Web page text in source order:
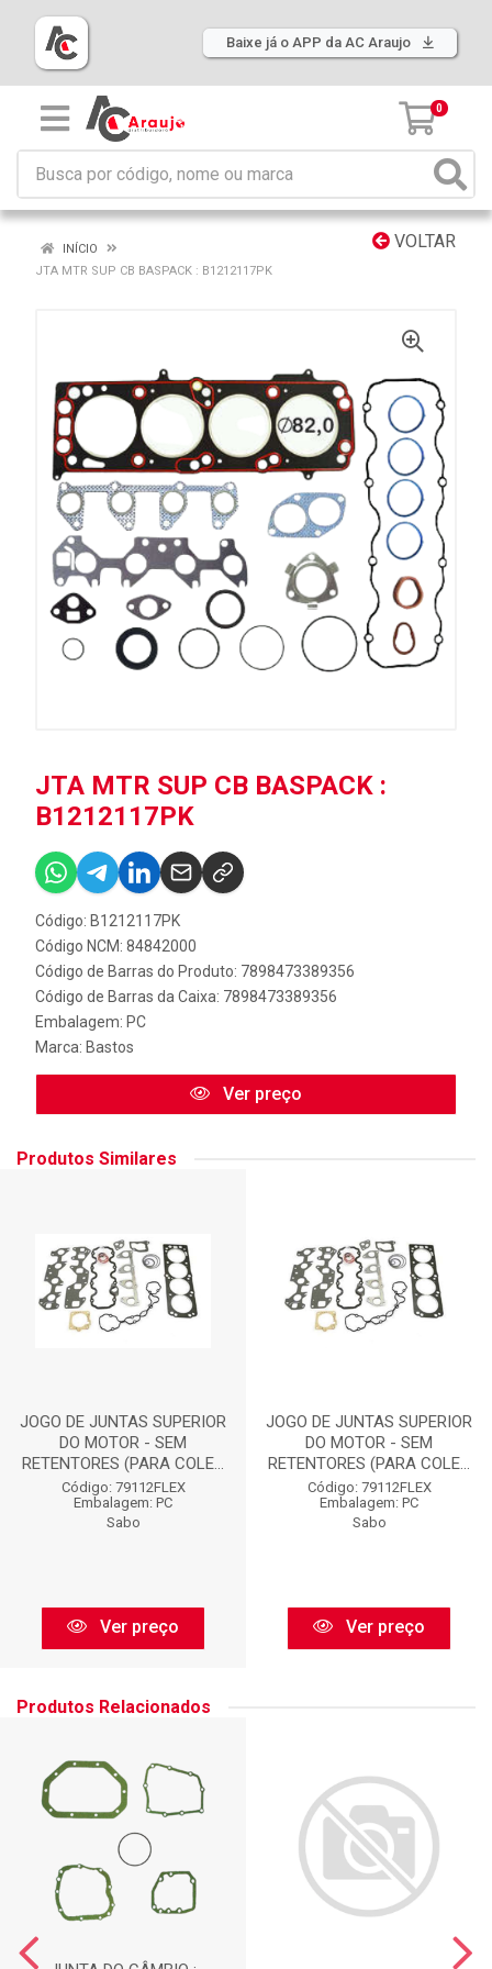
Baixe já o APP da AC Araujo
0
VOLTAR
INÍCIO
JTA MTR SUP CB BASPACK : B1212117PK
JTA MTR SUP CB BASPACK :
B1212117PK
Código: B1212117PK
Código NCM: 84842000
Código de Barras do Produto: 7898473389356
Código de Barras da Caixa: 7898473389356
Embalagem: PC
Marca: Bastos
Ver preço
Produtos Similares
JOGO DE JUNTAS SUPERIOR
DO MOTOR - SEM
RETENTORES (PARA COLE...
Código: 79112FLEX
Embalagem: PC
Sabo
Ver preço
JOGO DE JUNTAS SUPERIOR
DO MOTOR - SEM
RETENTORES (PARA COLE...
Código: 79112FLEX
Embalagem: PC
Sabo
Ver preço
Produtos Relacionados